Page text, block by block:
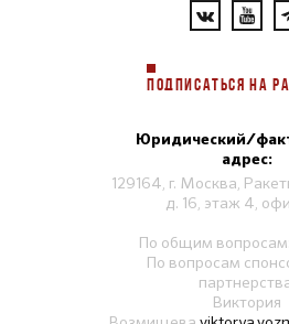
ПОДПИСАТЬСЯ НА
Юридический/
адрес:
129164, г. Москва,
д. 16, этаж 4,
По общим вопросам:
По вопросам
Виктория